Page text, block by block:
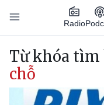
Nhảy đến nội dung
Radio
Main
Từ khóa tìm
chỗ